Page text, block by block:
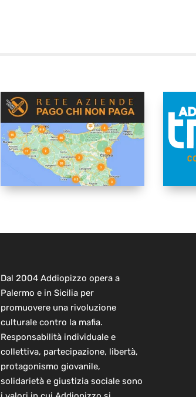
Dal 2004 Addiopizzo opera a
Palermo e in Sicilia per
promuovere una rivoluzione
culturale contro la mafia.
Responsabilità individuale e
collettiva, partecipazione, libertà,
protagonismo giovanile,
solidarietà e giustizia sociale sono